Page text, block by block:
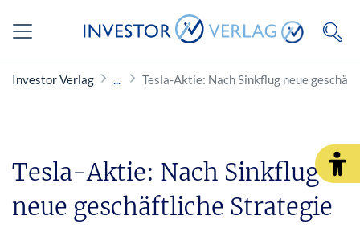
Investor Verlag Tesla-Aktie: Nach Sinkflug neue
Tesla-Aktie: Nach Sinkflug
neue geschäftliche Strategie